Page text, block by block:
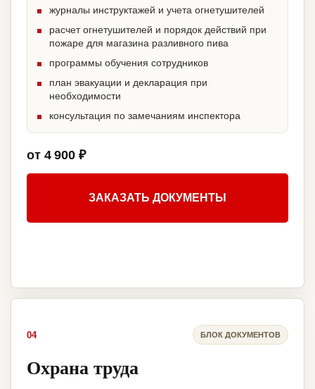
журналы инструктажей и учета огнетушителей
расчет огнетушителей и порядок действий при
пожаре для магазина разливного пива
программы обучения сотрудников
план эвакуации и декларация при
необходимости
консультация по замечаниям инспектора
от 4 900 ₽
ЗАКАЗАТЬ ДОКУМЕНТЫ
04 БЛОК ДОКУМЕНТОВ
Охрана труда